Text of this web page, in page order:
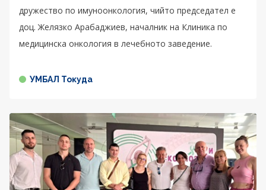
дружество по имуноонкология, чийто председател е
доц. Желязко Арабаджиев, началник на Клиника по
медицинска онкология в лечебното заведение.
УМБАЛ Токуда